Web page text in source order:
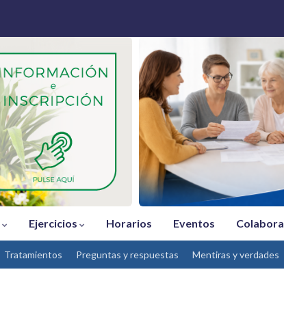
Ejercicios Horarios Eventos Colabora
Tratamientos Preguntas y respuestas Mentiras y verdades